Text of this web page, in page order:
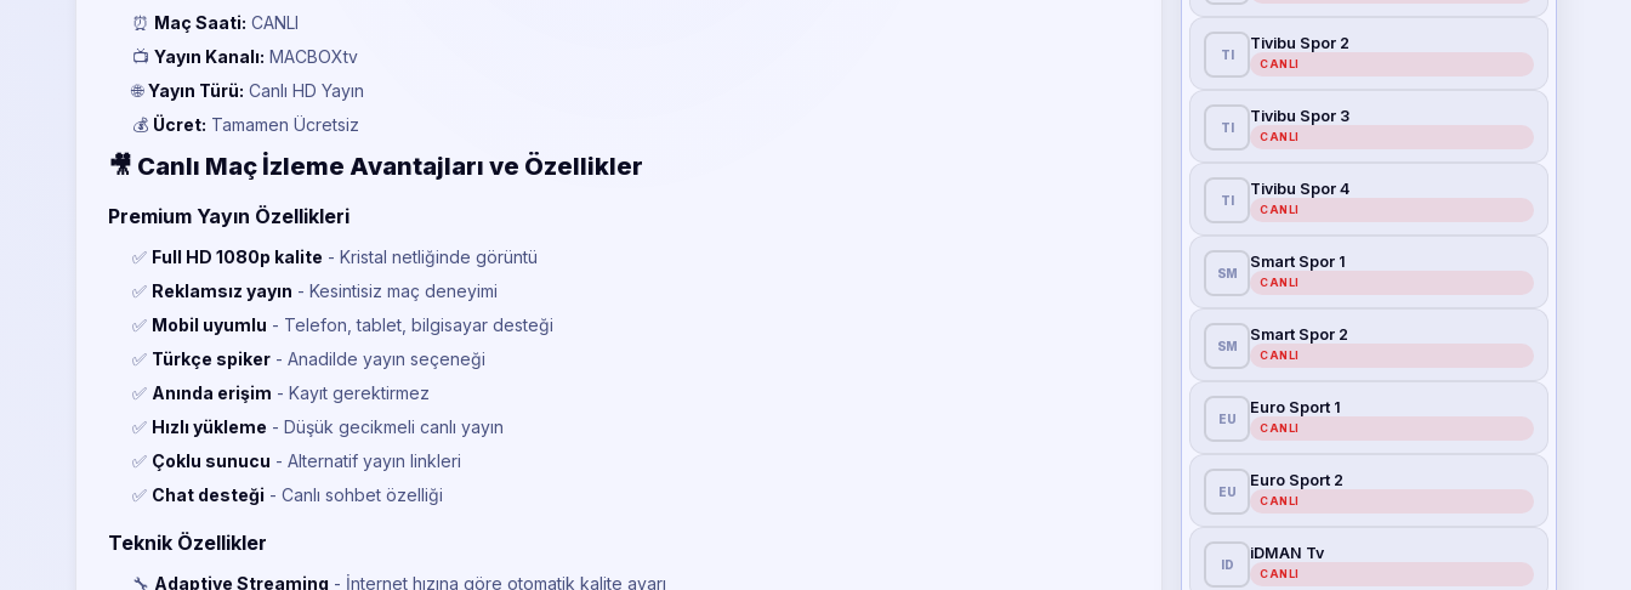
⏰ Maç Saati: CANLI
📺 Yayın Kanalı: MACBOXtv
🌐Yayın Türü: Canlı HD Yayın
💰 Ücret: Tamamen Ücretsiz
🎥 Canlı Maç İzleme Avantajları ve Özellikler
Premium Yayın Özellikleri
✅ Full HD 1080p kalite - Kristal netliğinde görüntü
✅ Reklamsız yayın - Kesintisiz maç deneyimi
✅ Mobil uyumlu - Telefon, tablet, bilgisayar desteği
✅ Türkçe spiker - Anadilde yayın seçeneği
✅ Anında erişim - Kayıt gerektirmez
✅ Hızlı yükleme - Düşük gecikmeli canlı yayın
✅ Çoklu sunucu - Alternatif yayın linkleri
✅ Chat desteği - Canlı sohbet özelliği
Teknik Özellikler
🔧 Adaptive Streaming - İnternet hızına göre otomatik kalite ayarı
TI
Tivibu Spor 2
CANLI
TI
Tivibu Spor 3
CANLI
TI
Tivibu Spor 4
CANLI
SM
Smart Spor 1
CANLI
SM
Smart Spor 2
CANLI
EU
Euro Sport 1
CANLI
EU
Euro Sport 2
CANLI
ID
iDMAN Tv
CANLI